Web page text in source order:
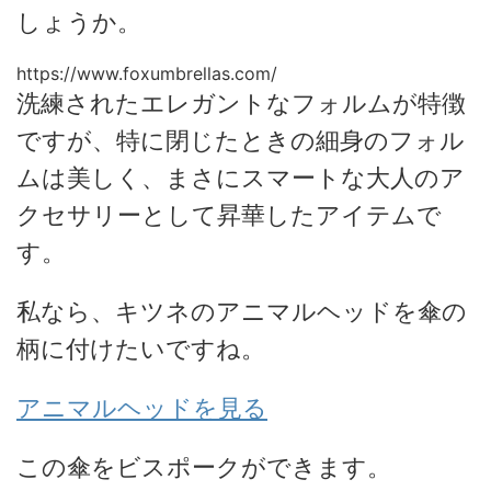
しょうか。
https://www.foxumbrellas.com/
洗練されたエレガントなフォルムが特徴
ですが、特に閉じたときの細身のフォル
ムは美しく、まさにスマートな大人のア
クセサリーとして昇華したアイテムで
す。
私なら、キツネのアニマルヘッドを傘の
柄に付けたいですね。
アニマルヘッドを見る
この傘をビスポークができます。